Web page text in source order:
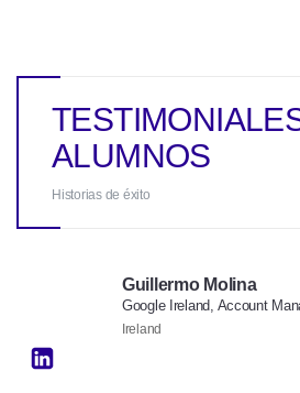
ALUMNOS
Historias de éxito
Guillermo Molina
Google Ireland, Account
Ireland